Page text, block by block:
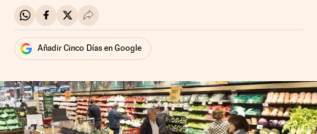
Compartir en Whatsapp
Compartir en Facebook
Compartir en Twitter
Desplegar Redes Sociales
Añadir Cinco Días en Google